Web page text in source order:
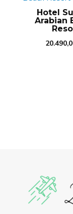
Hotel
Arabian